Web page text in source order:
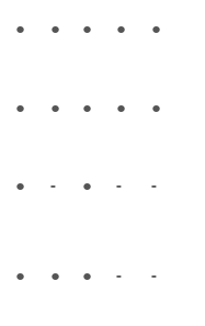
● ● ● ● ●
● ● ● ● ●
● - ● - -
● ● ● - -